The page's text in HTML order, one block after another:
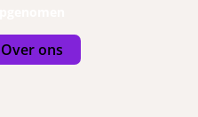
Over ons